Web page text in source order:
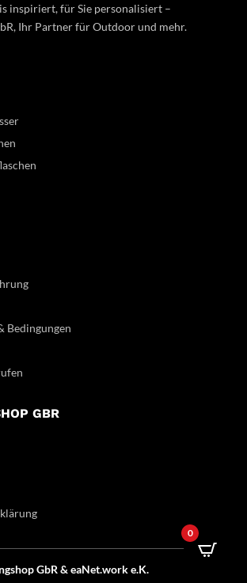
inspiriert, für Sie personalisiert –
Ihr Partner für Outdoor und mehr.
Bedingungen
GBR
GbR & eaNet.worke.K.
0